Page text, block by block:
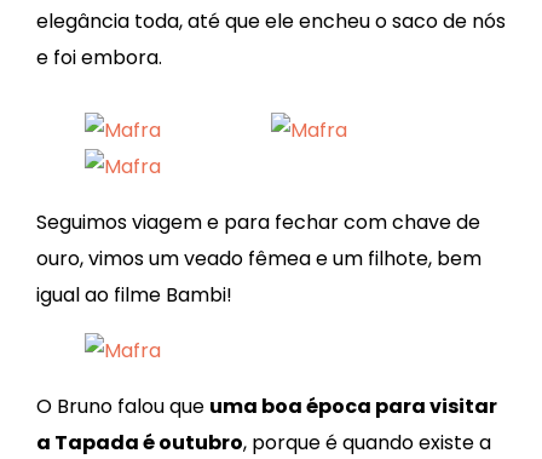
elegância toda, até que ele encheu o saco de nós
e foi embora.
Seguimos viagem e para fechar com chave de
ouro, vimos um veado fêmea e um filhote, bem
igual ao filme Bambi!
O Bruno falou que uma boa época para visitar
a Tapada é outubro, porque é quando existe a